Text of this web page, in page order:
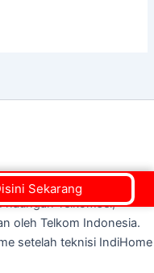
dengan teknologi fiber
Telkomsel,
oleh Telkom Indonesia.
setelah teknisi IndiHome
Sekarang